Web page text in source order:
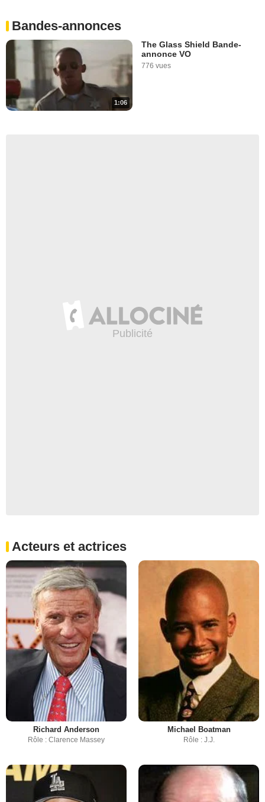
Bandes-annonces
1:06
The Glass Shield Bande-
annonce VO
776 vues
Acteurs et actrices
Richard Anderson
Rôle : Clarence Massey
Michael Boatman
Rôle : J.J.